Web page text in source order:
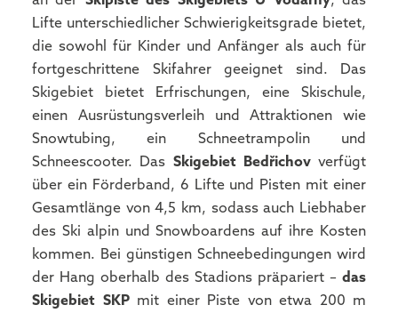
Lifte unterschiedlicher Schwierigkeitsgrade bietet,
die sowohl für Kinder und Anfänger als auch für
fortgeschrittene Skifahrer geeignet sind. Das
Skigebiet bietet Erfrischungen, eine Skischule,
einen Ausrüstungsverleih und Attraktionen wie
Snowtubing, ein Schneetrampolin und
Schneescooter. Das Skigebiet Bedřichovverfügt
über ein Förderband, 6 Lifte und Pisten mit einer
Gesamtlänge von 4,5 km, sodass auch Liebhaber
des Ski alpin und Snowboardens auf ihre Kosten
kommen. Bei günstigen Schneebedingungen wird
der Hang oberhalb des Stadions präpariert – das
Skigebiet SKPmit einer Piste von etwa 200 m